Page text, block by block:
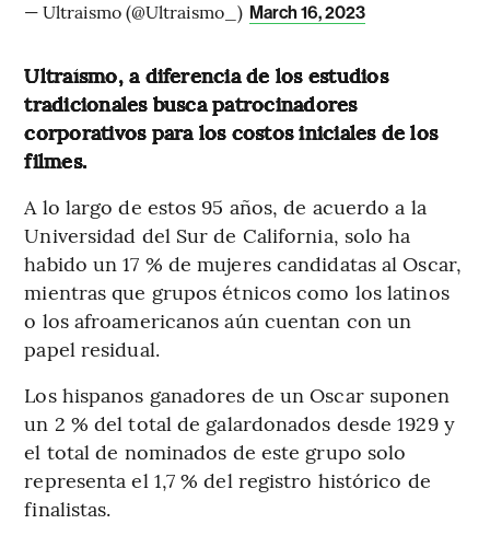
— Ultraismo (@Ultraismo_) March 16, 2023
Ultraísmo, a diferencia de los estudios
tradicionales busca patrocinadores
corporativos para los costos iniciales de los
filmes.
A lo largo de estos 95 años, de acuerdo a la
Universidad del Sur de California, solo ha
habido un 17 % de mujeres candidatas al Oscar,
mientras que grupos étnicos como los latinos
o los afroamericanos aún cuentan con un
papel residual.
Los hispanos ganadores de un Oscar suponen
un 2 % del total de galardonados desde 1929 y
el total de nominados de este grupo solo
representa el 1,7 % del registro histórico de
finalistas.